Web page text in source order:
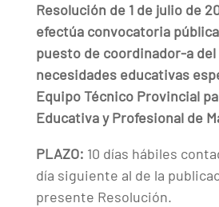
Resolución de 1 de julio de
efectúa convocatoria
puesto de coordinador-a del
necesidades educativas
Equipo Técnico Provincial
Educativa y Profesional de
PLAZO: 10 días hábiles
día siguiente al de la
presente Resolución.